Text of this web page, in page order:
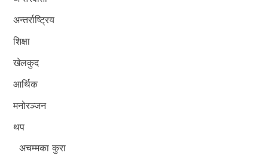
अन्तर्राष्ट्रिय
शिक्षा
खेलकुद
आर्थिक
मनोरञ्जन
थप
अचम्मका कुरा